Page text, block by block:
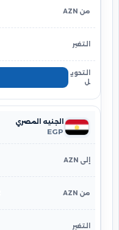
الجنيه المصري
EGP